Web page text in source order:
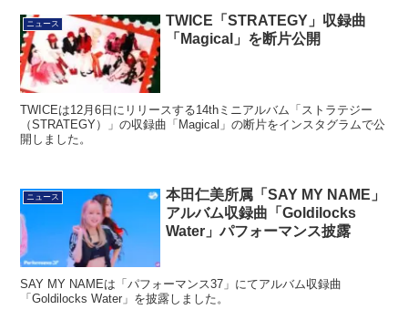
ニュース
TWICE「STRATEGY」収録曲
「Magical」を断片公開
TWICEは12月6日にリリースする14thミニアルバム「ストラテジー
（STRATEGY）」の収録曲「Magical」の断片をインスタグラムで公
開しました。
ニュース
本田仁美所属「SAY MY NAME」
アルバム収録曲「Goldilocks
Water」パフォーマンス披露
SAY MY NAMEは「パフォーマンス37」にてアルバム収録曲
「Goldilocks Water」を披露しました。